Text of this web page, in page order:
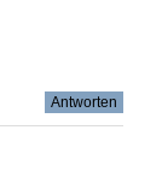
Antworten